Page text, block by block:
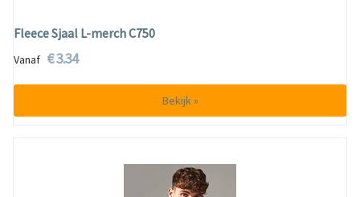
Fleece Sjaal L-merch C750
Vanaf € 3.34
Bekijk »